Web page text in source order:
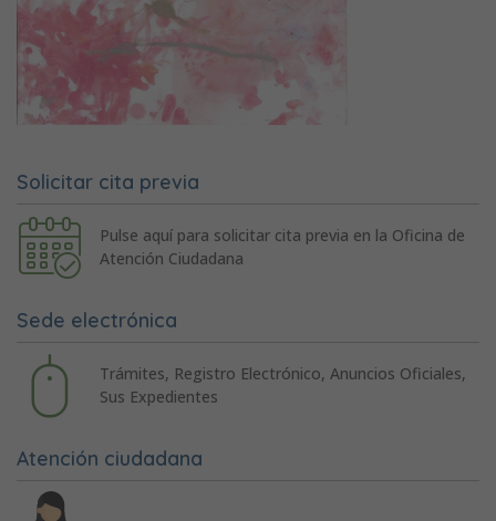
Solicitar cita previa
Pulse aquí para solicitar cita previa en la Oficina de
Atención Ciudadana
Sede electrónica
Trámites, Registro Electrónico, Anuncios Oficiales,
Sus Expedientes
Atención ciudadana